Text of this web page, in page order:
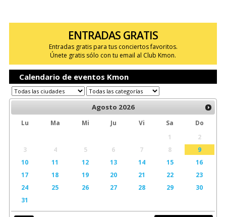
ENTRADAS GRATIS
Entradas gratis para tus conciertos favoritos.
Únete gratis sólo con tu email al Club Kmon.
Calendario de eventos Kmon
Agosto 2026
Lu Ma Mi Ju Vi Sa
Do
1
2
3
4 5 6 7 8
9
10
11 12 13 14 15
16
17
18 19 20 21 22
23
24
25 26 27 28 29
30
31